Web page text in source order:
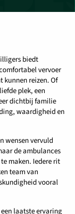
biedt
vervoer
kunnen reizen. Of
plek, een
dichtbij familie
waardigheid en
wensen vervuld
de ambulances
maken. Iedere rit
team van
vooral
laatste ervaring